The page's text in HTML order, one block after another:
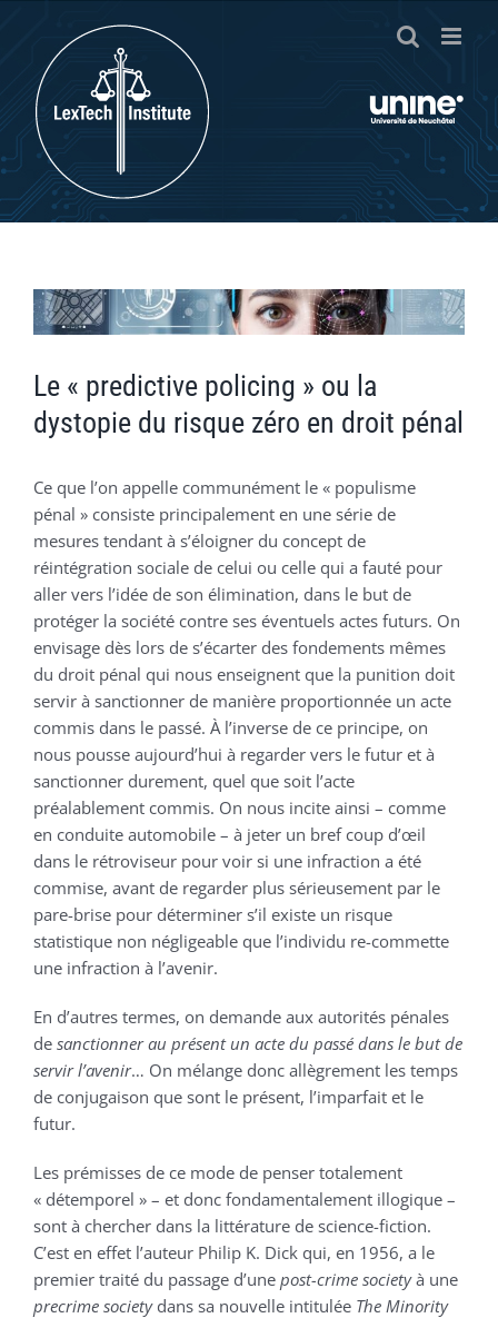
contenu
Voir
l'image
Le « predictive policing » ou la
dystopie du risque zéro en droit pénal
Ce que l’on appelle communément le « populisme
pénal » consiste principalement en une série de
mesures tendant à s’éloigner du concept de
réintégration sociale de celui ou celle qui a fauté pour
aller vers l’idée de son élimination, dans le but de
protéger la société contre ses éventuels actes futurs. On
envisage dès lors de s’écarter des fondements mêmes
du droit pénal qui nous enseignent que la punition doit
servir à sanctionner de manière proportionnée un acte
commis dans le passé. À l’inverse de ce principe, on
nous pousse aujourd’hui à regarder vers le futur et à
sanctionner durement, quel que soit l’acte
préalablement commis. On nous incite ainsi – comme
en conduite automobile – à jeter un bref coup d’œil
dans le rétroviseur pour voir si une infraction a été
commise, avant de regarder plus sérieusement par le
pare-brise pour déterminer s’il existe un risque
statistique non négligeable que l’individu re-commette
une infraction à l’avenir.
En d’autres termes, on demande aux autorités pénales
de sanctionner au présent un acte du passé dans le but de
servir l’avenir… On mélange donc allègrement les temps
de conjugaison que sont le présent, l’imparfait et le
futur.
Les prémisses de ce mode de penser totalement
« détemporel » – et donc fondamentalement illogique –
sont à chercher dans la littérature de science-fiction.
C’est en effet l’auteur Philip K. Dick qui, en 1956, a le
premier traité du passage d’une post-crime societyà une
precrime societydans sa nouvelle intitulée The Minority